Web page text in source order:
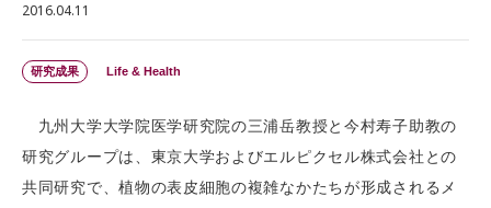
2016.04.11
研究成果 Life & Health
九州大学大学院医学研究院の三浦岳教授と今村寿子助教の
研究グループは、東京大学およびエルピクセル株式会社との
共同研究で、植物の表皮細胞の複雑なかたちが形成されるメ